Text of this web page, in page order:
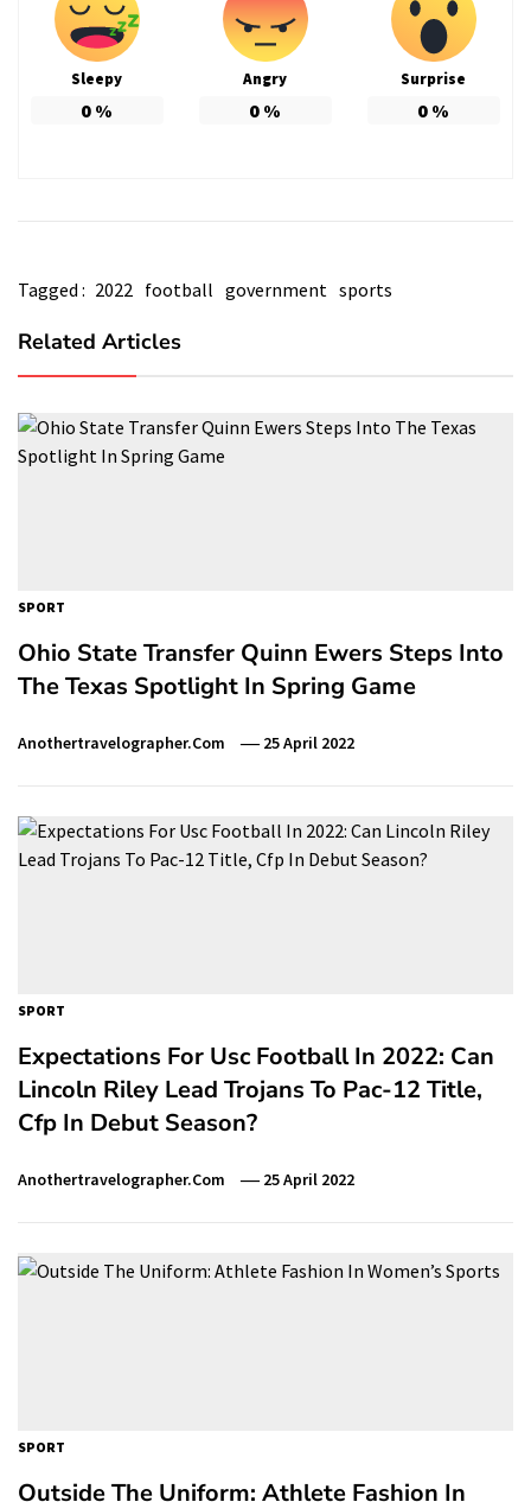
Sleepy
0 %
Angry
0 %
Surprise
0 %
Tagged : 2022 football government sports
Related Articles
SPORT
Ohio State Transfer Quinn Ewers Steps Into
The Texas Spotlight In Spring Game
Anothertravelographer.com 25 April 2022
SPORT
Expectations For Usc Football In 2022: Can
Lincoln Riley Lead Trojans To Pac-12 Title,
Cfp In Debut Season?
Anothertravelographer.com 25 April 2022
SPORT
Outside The Uniform: Athlete Fashion In